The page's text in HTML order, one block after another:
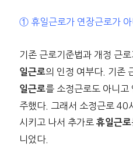
① 휴일근로가 연장근로가
기존 근로기준법과 개정 근
일근로의 인정 여부다. 기존
일근로를 소정근로도 아니고
주했다. 그래서 소정근로 40
시키고 나서 추가로 휴일근로
니었다.